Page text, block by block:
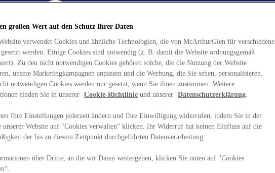
großen Wert auf den Schutz Ihrer Daten
verwendet Cookies und ähnliche Technologien, die von McArthurGlen für verschiedene
werden. Einige Cookies sind notwendig (z. B. damit die Website ordnungsgemäß
Zu den nicht notwendigen Cookies gehören solche, die die Nutzung der Website
unsere Marketingkampagnen anpassen und die Werbung, die Sie sehen, personalisieren.
notwendigen Cookies werden nur gesetzt, wenn Sie ihnen zustimmen. Weitere
finden Sie in unserer
Cookie-Richtlinie und unserer Datenschutzerklärung.
Ihre Einstellungen jederzeit ändern und Ihre Einwilligung widerrufen, indem Sie in der
unserer Website auf "Cookies verwalten“ klicken. Ihr Widerruf hat keinen Einfluss auf die
der bis zu diesem Zeitpunkt durchgeführten Datenverarbeitung.
über Dritte, an die wir Daten weitergeben, klicken Sie unten auf "Cookies